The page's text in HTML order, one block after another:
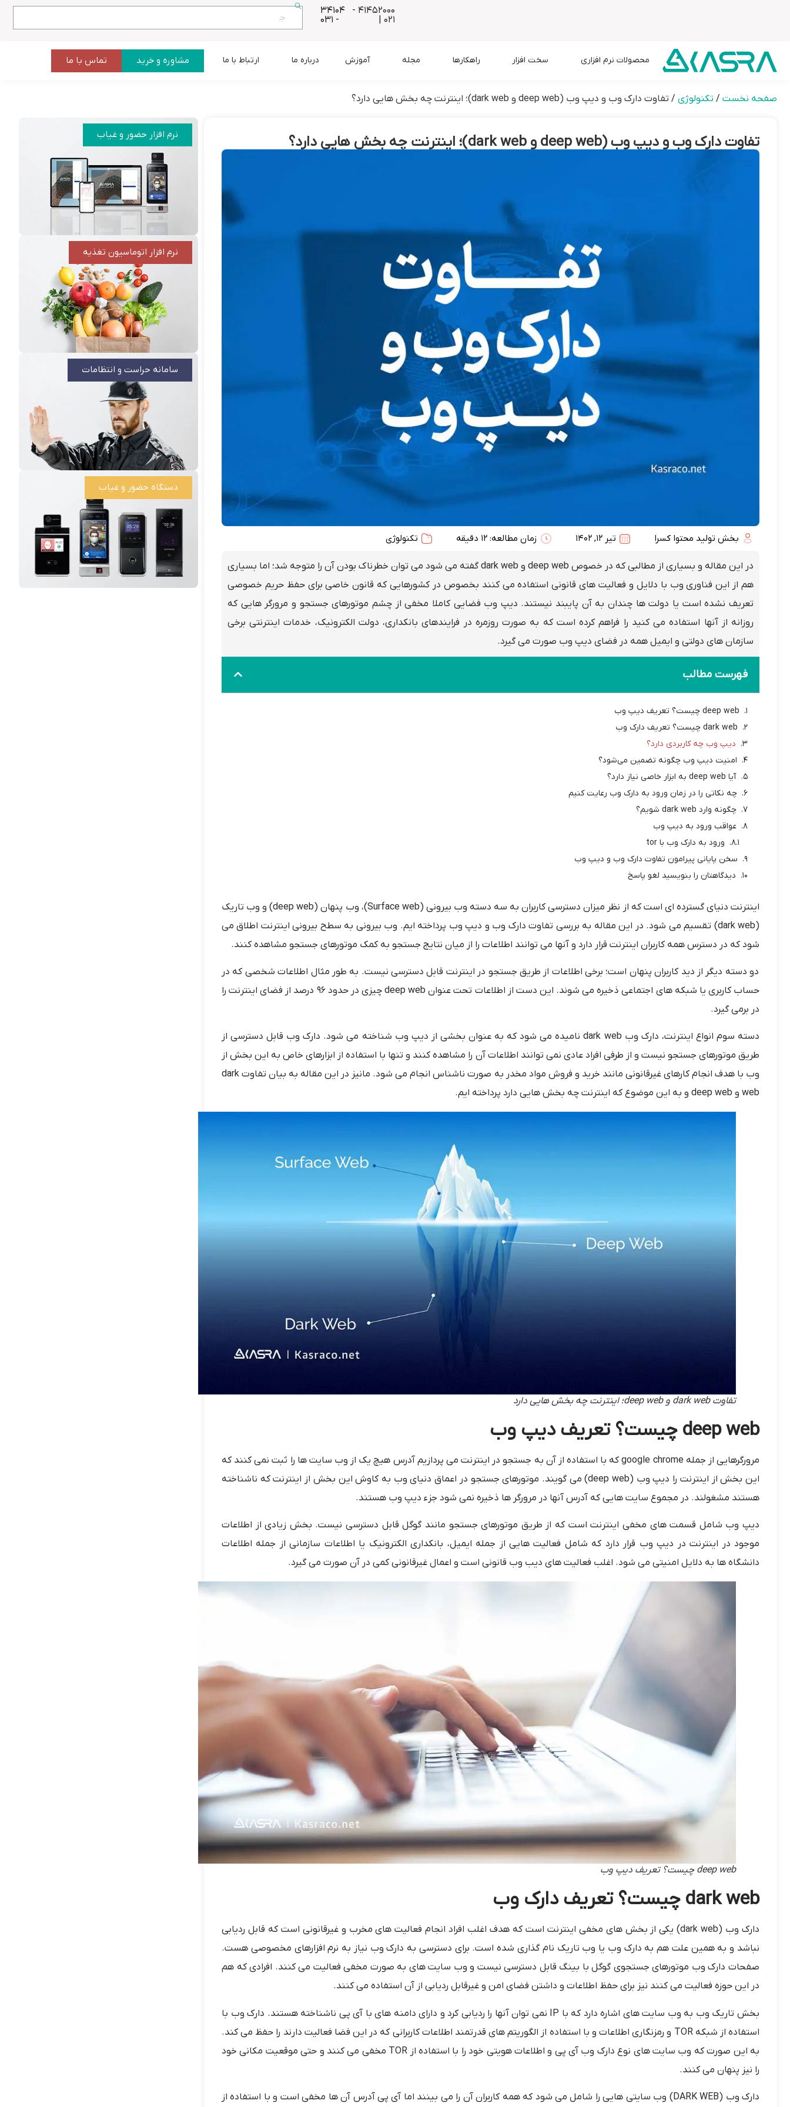
41452000 -
021 |
34104
- 031
محصولات نرم افزاری سخت افزار راهکارها مجله آموزش درباره ما ارتباط با ما مشاوره و خرید تماس با ما
صفحه نخست / تکنولوژی / تفاوت دارک وب و دیپ وب (deep web و dark web)؛ اینترنت چه بخش هایی دارد؟
تفاوت دارک وب و دیپ وب (deep web و dark web)؛ اینترنت چه بخش هایی دارد؟
بخش تولید محتوا کسرا تیر 12, 1402 زمان مطالعه: 12 دقیقه تکنولوژی
در این مقاله و بسیاری از مطالبی که در خصوص deep web و dark web گفته می شود می توان خطرناک بودن آن را متوجه شد؛ اما بسیاری
هم از این فناوری وب با دلایل و فعالیت های قانونی استفاده می کنند بخصوص در کشورهایی که قانون خاصی برای حفظ حریم خصوصی
تعریف نشده است یا دولت ها چندان به آن پایبند نیستند. دیپ وب فضایی کاملا مخفی از چشم موتورهای جستجو و مرورگر هایی که
روزانه از آنها استفاده می کنید را فراهم کرده است که به صورت روزمره در فرایندهای بانکداری، دولت الکترونیک، خدمات اینترنتی برخی
سازمان های دولتی و ایمیل همه در فضای دیپ وب صورت می گیرد.
فهرست مطالب
deep web چیست؟ تعریف دیپ وب
dark web چیست؟ تعریف دارک وب
دیپ وب چه کاربردی دارد؟
امنیت دیپ وب چگونه تضمین می‌شود؟
آیا deep web به ابزار خاصی نیاز دارد؟
چه نکاتی را در زمان ورود به دارک وب رعایت کنیم
چگونه وارد dark web شویم؟
عواقب ورود به دیپ وب
ورود به دارک وب با tor
سخن پایانی پیرامون تفاوت دارک وب و دیپ وب
دیدگاهتان را بنویسید لغو پاسخ
اینترنت دنیای گسترده ای است که از نظر میزان دسترسی کاربران به سه دسته وب بیرونی (Surface web)، وب پنهان (deep web) و وب تاریک
(
dark web
) تقسیم می شود. در این مقاله به بررسی تفاوت دارک وب و دیپ وب پرداخته ایم. وب بیرونی به سطح بیرونی اینترنت اطلاق می
شود که در دسترس همه کاربران اینترنت قرار دارد و آنها می توانند اطلاعات را از میان نتایج جستجو به کمک موتورهای جستجو مشاهده کنند.
دو دسته دیگر از دید کاربران پنهان است؛ برخی اطلاعات از طریق جستجو در اینترنت قابل دسترسی نیست. به طور مثال اطلاعات شخصی که در
حساب کاربری یا شبکه های اجتماعی ذخیره می شوند. این دست از اطلاعات تحت عنوان deep web چیزی در حدود 96 درصد از فضای اینترنت را
در برمی گیرد.
دسته سوم انواع اینترنت، دارک وب dark web نامیده می شود که به عنوان بخشی از دیپ وب شناخته می شود. دارک وب قابل دسترسی از
طریق موتورهای جستجو نیست و از طرفی افراد عادی نمی توانند اطلاعات آن را مشاهده کنند و تنها با استفاده از ابزارهای خاص به این بخش از
وب با هدف انجام کارهای غیرقانونی مانند خرید و فروش مواد مخدر به صورت ناشناس انجام می شود. مانیز در این مقاله به بیان تفاوت dark
web و deep web و به این موضوع که اینترنت چه بخش هایی دارد
پرداخته ایم.
تفاوت dark web و deep web؛ اینترنت چه بخش هایی دارد
deep web چیست؟ تعریف دیپ وب
مرورگرهایی از جمله google chrome که با استفاده از آن به جستجو در اینترنت می پردازیم آدرس هیچ یک از وب سایت ها را ثبت نمی کنند که
این بخش از اینترنت را دیپ وب (deep web) می گویند. موتورهای جستجو در اعماق دنیای وب به کاوش این بخش از اینترنت که ناشناخته
هستند مشغولند. در مجموع سایت هایی که آدرس آنها در مرورگر ها ذخیره نمی شود جزء دیپ وب هستند.
دیپ وب شامل قسمت های مخفی اینترنت است که از طریق موتورهای جستجو مانند گوگل قابل دسترسی نیست. بخش زیادی از اطلاعات
موجود در اینترنت در دیپ وب قرار دارد که شامل فعالیت هایی از جمله ایمیل، بانکداری الکترونیک یا اطلاعات سازمانی از جمله اطلاعات
دانشگاه ها به دلایل امنیتی می شود. اغلب فعالیت های دیب وب قانونی است و اعمال غیرقانونی کمی در آن صورت می گیرد.
deep web چیست؟ تعریف دیپ وب
dark web چیست؟ تعریف دارک وب
دارک وب (dark web) یکی از بخش های مخفی اینترنت است که هدف اغلب افراد انجام فعالیت های مخرب و غیرقانونی است که قابل ردیابی
نباشد و به همین علت هم به دارک وب یا وب تاریک نام گذاری شده است. برای دسترسی به دارک وب نیاز به نرم افزارهای مخصوصی هست.
صفحات دارک وب موتورهای جستجوی گوگل با بینگ قابل دسترسی نیست و وب سایت های به صورت مخفی فعالیت می کنند. افرادی که هم
در این حوزه فعالیت می کنند نیز برای حفظ اطلاعات و داشتن فضای امن و غیرقابل ردیابی از آن استفاده می کنند.
بخش تاریک وب به وب سایت های اشاره دارد که با IP نمی توان آنها را ردیابی کرد و دارای دامنه های با آی پی ناشناخته هستند. دارک وب با
استفاده از شبکه TOR و رمزنگاری اطلاعات و با استفاده از الگوریتم های قدرتمند اطلاعات کاربرانی که در این فضا فعالیت دارند را حفظ می کند.
به این صورت که وب سایت های نوع دارک وب آی پی و اطلاعات هویتی خود را با استفاده از TOR مخفی می کنند و حتی موقعیت مکانی خود
را نیز پنهان می کنند.
دارک وب (DARK WEB) وب سایتی هایی را شامل می شود که همه کاربران آن را می بینند اما آی پی آدرس آن ها مخفی است و با استفاده از
نرم افزار حضور و غیاب
نرم افزار اتوماسیون تغذیه
سامانه حراست و انتظامات
دستگاه حضور و غیاب